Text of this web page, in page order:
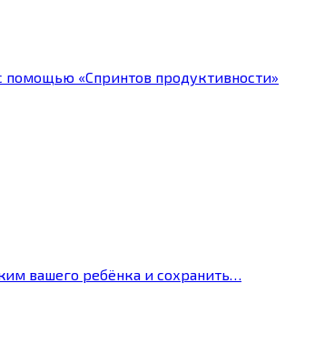
«Спринтов продуктивности»
вашего ребёнка и сохранить…